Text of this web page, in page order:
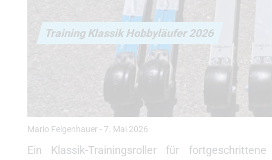
Training Klassik Hobbyläufer 2026
Mario Felgenhauer - 7. Mai 2026
Ein Klassik-Trainingsroller für